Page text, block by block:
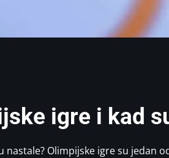
igre i kad
nastale? Olimpijske igre su jedan